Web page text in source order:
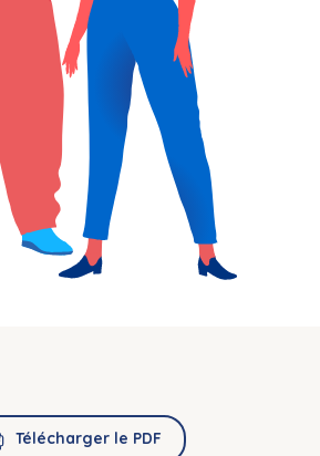
Télécharger le PDF